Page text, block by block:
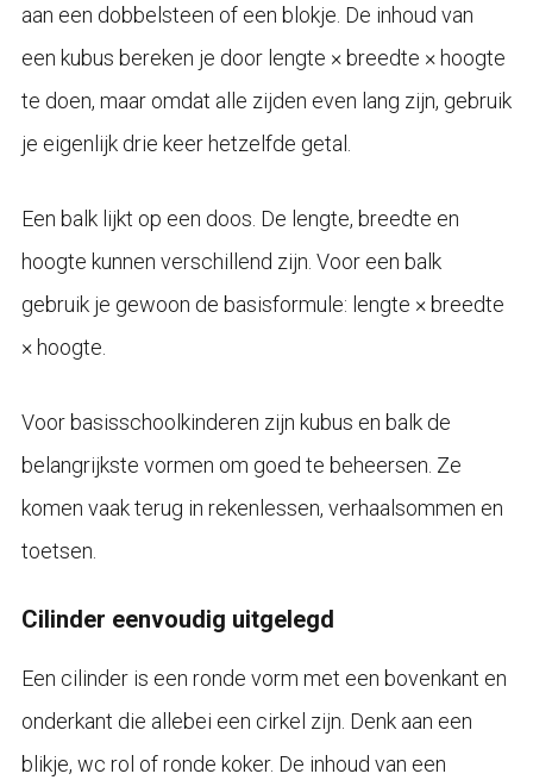
aan een dobbelsteen of een blokje. De inhoud van
een kubus bereken je door lengte × breedte × hoogte
te doen, maar omdat alle zijden even lang zijn, gebruik
je eigenlijk drie keer hetzelfde getal.
Een balk lijkt op een doos. De lengte, breedte en
hoogte kunnen verschillend zijn. Voor een balk
gebruik je gewoon de basisformule: lengte × breedte
× hoogte.
Voor basisschoolkinderen zijn kubus en balk de
belangrijkste vormen om goed te beheersen. Ze
komen vaak terug in rekenlessen, verhaalsommen en
toetsen.
Cilinder eenvoudig uitgelegd
Een cilinder is een ronde vorm met een bovenkant en
onderkant die allebei een cirkel zijn. Denk aan een
blikje, wc rol of ronde koker. De inhoud van een